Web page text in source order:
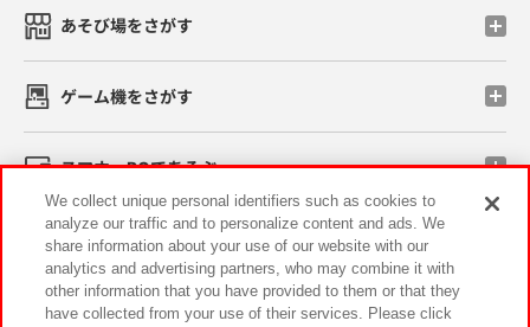
あそび場をさがす
ゲーム機をさがす
スマホ・PCであそぶ
イベント・キャンペーン
We collect unique personal identifiers such as cookies to
analyze our traffic and to personalize content and ads. We
share information about your use of our website with our
analytics and advertising partners, who may combine it with
other information that you have provided to them or that they
have collected from your use of their services. Please click